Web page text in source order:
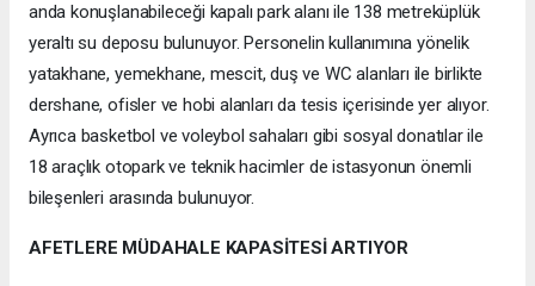
anda konuşlanabileceği kapalı park alanı ile 138 metreküplük
yeraltı su deposu bulunuyor. Personelin kullanımına yönelik
yatakhane, yemekhane, mescit, duş ve WC alanları ile birlikte
dershane, ofisler ve hobi alanları da tesis içerisinde yer alıyor.
Ayrıca basketbol ve voleybol sahaları gibi sosyal donatılar ile
18 araçlık otopark ve teknik hacimler de istasyonun önemli
bileşenleri arasında bulunuyor.
AFETLERE MÜDAHALE KAPASİTESİ ARTIYOR